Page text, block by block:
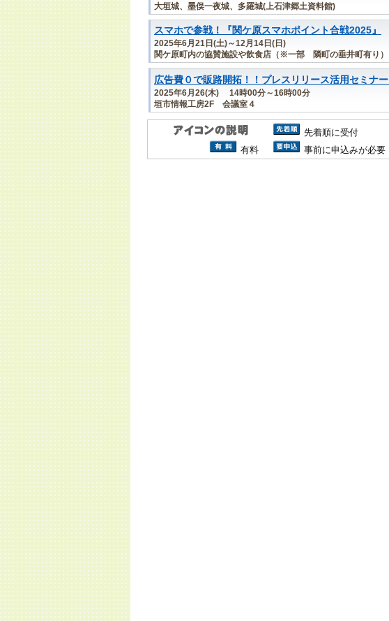
大垣城、墨俣一夜城、多羅城(上石津郷土資料館)
スマホで参戦！『関ケ原スマホポイント合戦2025』
2025年6月21日(土)～12月14日(日)
関ケ原町内の協賛施設や飲食店（※一部 隣町の垂井町有り）
広告費０で販路開拓！！プレスリリース活用セミナー
2025年6月26(木) 14時00分～16時00分
垣市情報工房2F 会議室４
先着順に受付
有料
事前に申込みが必要